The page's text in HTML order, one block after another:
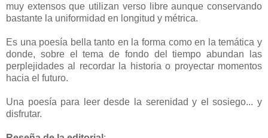
muy extensos que utilizan verso libre aunque conservando
bastante la uniformidad en longitud y métrica.
Es una poesía bella tanto en la forma como en la temática y
donde, sobre el tema de fondo del tiempo abundan las
perplejidades al recordar la historia o proyectar momentos
hacia el futuro.
Una poesía para leer desde la serenidad y el sosiego... y
disfrutar.